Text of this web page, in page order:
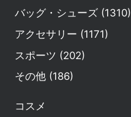
バッグ・シューズ (1310)
アクセサリー (1171)
スポーツ (202)
その他 (186)
コスメ